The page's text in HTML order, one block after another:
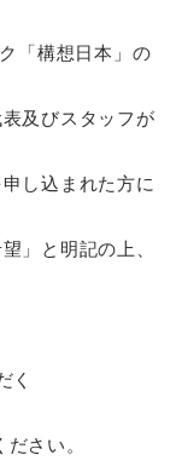
「構想日本」の
及びスタッフが
し込まれた方に
」と明記の上、
く
さい。